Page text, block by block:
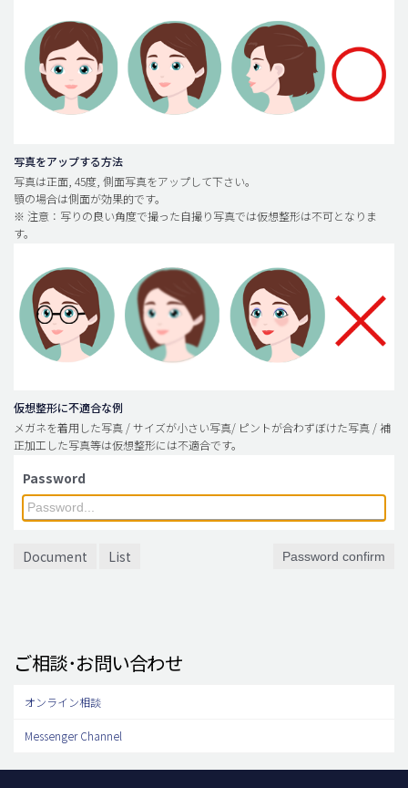
メンズ整形
idリアルストーリー
idニュース
安全整形
料金一覧
ご相談のお問い合わせ
写真をアップする方法
写真は正面, 45度, 側面写真をアップして下さい。
顎の場合は側面が効果的です。
※ 注意：写りの良い角度で撮った自撮り写真では仮想整形は不可となりま
す。
仮想整形に不適合な例
メガネを着用した写真 / サイズが小さい写真/ ピントが合わずぼけた写真 / 補
正加工した写真等は仮想整形には不適合です。
Password
Document List Password confirm
ご相談･お問い合わせ
オンライン相談
Messenger Channel